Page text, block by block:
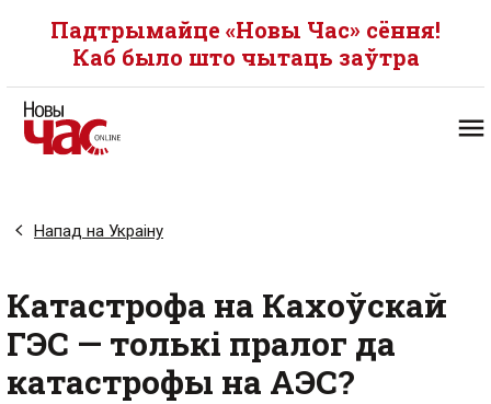
Падтрымайце «Новы Час» сёння!
Каб было што чытаць заўтра
Напад на Украіну
Катастрофа на Кахоўскай
ГЭС — толькі пралог да
катастрофы на АЭС?